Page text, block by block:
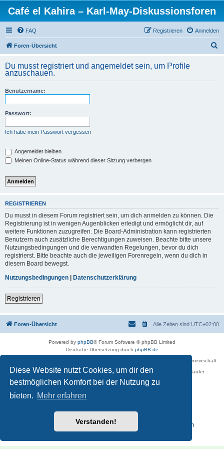
Diese Website nutzt Cookies, um dir den
bestmöglichen Komfort bei der Nutzung zu
bieten. Mehr erfahren
Verstanden!
Café el Kahira – Karl-May-Diskussionsforen
FAQ Anmelden
Registrieren
Foren-Übersicht
h
Du musst registriert und angemeldet sein, um Profile
anzuschauen.
Benutzername:
Passwort:
Ich habe mein Passwort vergessen
Angemeldet bleiben
Meinen Online-Status während dieser Sitzung verbergen
REGISTRIEREN
Du musst in diesem Forum registriert sein, um dich anmelden zu können. Die
Registrierung ist in wenigen Augenblicken erledigt und ermöglicht dir, auf
weitere Funktionen zuzugreifen. Die Board-Administration kann registrierten
Benutzern auch zusätzliche Berechtigungen zuweisen. Beachte bitte unsere
Nutzungsbedingungen und die verwandten Regelungen, bevor du dich
registrierst. Bitte beachte auch die jeweiligen Forenregeln, wenn du dich in
diesem Board bewegst.
Nutzungsbedingungen | Datenschutzerklärung
Registrieren
Foren-Übersicht Alle Zeiten sind UTC+02:00
Powered by phpBB® Forum Software © phpBB Limited
Deutsche Übersetzung durch phpBB.de
Betreiber des Forums für die Karl-May-Vereinigung – Arbeits- und Forschungsgemeinschaft
›Karl May‹ in Sachsen,
in Zusammenarbeit mit der Karl-May-Stiftung Radebeul bei Dresden: Ralf Harder
Reisen zu Karl May – Leben · Werk · Erinnerungsstätten